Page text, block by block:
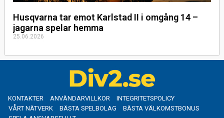
Husqvarna tar emot Karlstad II i omgång 14 –
jagarna spelar hemma
25.06.2026
KONTAKTER ANVÄNDARVILLKOR
INTEGRITETSPOLICY
VÅRT NÄTVERK
BÄSTA SPELBOLAG
BÄSTA VÄLKOMSTBONUS